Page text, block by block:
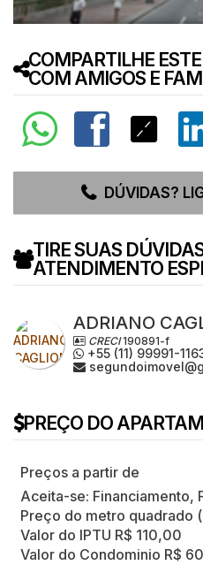
COMPARTILHE
COM AMIGOS E
DÚVIDAS?
TIRE SUAS
ATENDIMENTO
ADRIANO
CRECI190891-f
+55 (11) 99991-
PREÇO DO
Aceita-se: Financiamento,
Preço do metro quadrado
Valor do IPTU R$ 110,00
Valor do Condominio R$